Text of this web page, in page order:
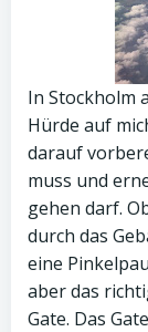
In Stockholm
Hürde auf
darauf
muss und
gehen darf.
durch das
eine
aber das
Gate. Das